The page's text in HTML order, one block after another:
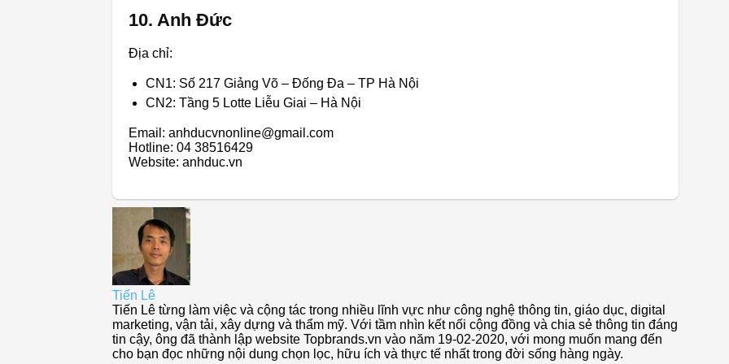
10. Anh Đức
Địa chỉ:
CN1: Số 217 Giảng Võ – Đống Đa – TP Hà Nội
CN2: Tầng 5 Lotte Liễu Giai – Hà Nội
Email: anhducvnonline@gmail.com
Hotline: 04 38516429
Website: anhduc.vn
Tiến Lê
Tiến Lê từng làm việc và cộng tác trong nhiều lĩnh vực như công nghệ thông tin, giáo dục, digital
marketing, vận tải, xây dựng và thẩm mỹ. Với tầm nhìn kết nối cộng đồng và chia sẻ thông tin đáng
tin cậy, ông đã thành lập website Topbrands.vn vào năm 19-02-2020, với mong muốn mang đến
cho bạn đọc những nội dung chọn lọc, hữu ích và thực tế nhất trong đời sống hàng ngày.